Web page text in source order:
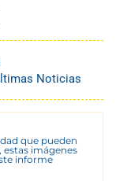
Noticias
que pueden
estas imágenes
informe